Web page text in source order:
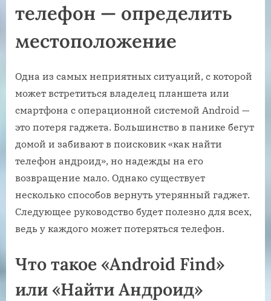
телефон — определить
местоположение
Одна из самых неприятных ситуаций, с которой
может встретиться владелец планшета или
смартфона с операционной системой Android —
это потеря гаджета. Большинство в панике бегут
домой и забивают в поисковик «как найти
телефон андроид», но надежды на его
возвращение мало. Однако существует
несколько способов вернуть утерянный гаджет.
Следующее руководство будет полезно для всех,
ведь у каждого может потеряться телефон.
Что такое «Android Find»
или «Найти Андроид»